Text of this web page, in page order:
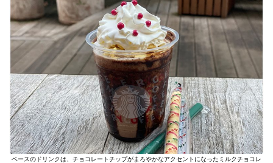
ベースのドリンクは、チョコレートチップがまろやかなアクセントになったミルクチョコレ